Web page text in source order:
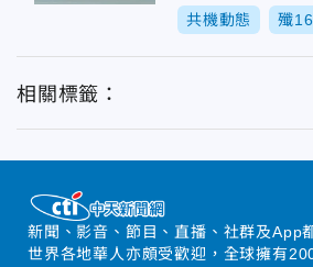
共機動態 殲16
相關標籤：
新聞、影音、節目、直播、社群及App
世界各地華人亦頗受歡迎，全球擁有